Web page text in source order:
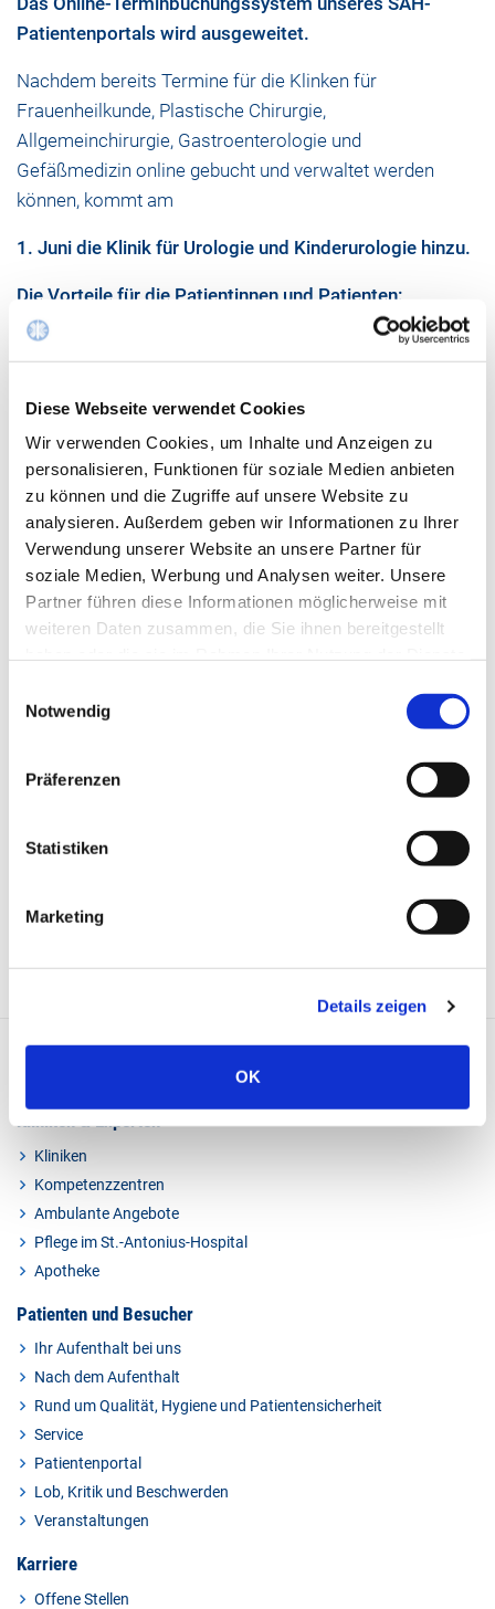
Diese Webseite verwendet Cookies
Wir verwenden Cookies, um Inhalte und Anzeigen zu
personalisieren, Funktionen für soziale Medien anbieten
zu können und die Zugriffe auf unsere Website zu
analysieren. Außerdem geben wir Informationen zu Ihrer
Verwendung unserer Website an unsere Partner für
soziale Medien, Werbung und Analysen weiter. Unsere
Partner führen diese Informationen möglicherweise mit
weiteren Daten zusammen, die Sie ihnen bereitgestellt
Notwendig
Präferenzen
Statistiken
Marketing
Details zeigen
OK
Patientenportals wird ausgeweitet.
Nachdem bereits Termine für die Klinken für
Frauenheilkunde, Plastische Chirurgie,
Allgemeinchirurgie, Gastroenterologie und
Gefäßmedizin online gebucht und verwaltet werden
können, kommt am
1. Juni die Klinik für Urologie und Kinderurologie hinzu.
Die Vorteile für die Patientinnen und Patienten:
Online-Terminbuchung rund um die Uhr.
abzusagen.
Automatische Erinnerungen per E-Mail.
Die Terminbuchung ist entweder am PC oder am
Smartphone als Web-Aufruf möglich.
Hier geht es zum PATIENTENPORTAL
Kliniken & Experten
Kliniken
Kompetenzzentren
Ambulante Angebote
Pflege im St.-Antonius-Hospital
Apotheke
Patienten und Besucher
Ihr Aufenthalt bei uns
Nach dem Aufenthalt
Rund um Qualität, Hygiene und Patientensicherheit
Service
Patientenportal
Lob, Kritik und Beschwerden
Veranstaltungen
Karriere
Offene Stellen